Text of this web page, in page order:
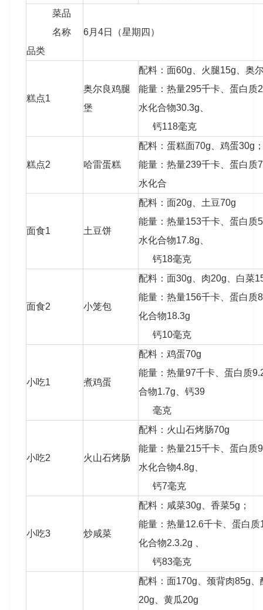
菜品
名称
品类
6月4日（星期四）
糕点1
奥尔良鸡腿
堡
配料：面60g、火腿15g、奥
能量：热量295千卡、蛋白质
水化合物30.3g、
钙118毫克
糕点2 哈雷蛋糕
配料：蛋糕面70g、鸡蛋30g
能量：热量239千卡、蛋白质
水化合
面食1 土豆饼
配料：面20g、土豆70g
能量：热量153千卡、蛋白质
水化合物17.8g、
钙18毫克
面食2 小笼包
配料：面30g、肉20g、白菜
能量：热量156千卡、蛋白质
化合物18.3g
钙10毫克
小吃1 煮鸡蛋
配料：鸡蛋70g
能量：热量97千卡、蛋白质
合物1.7g、钙39
毫克
小吃2 火山石烤肠
配料：火山石烤肠70g
能量：热量215千卡、蛋白质
水化合物4.8g、
钙7毫克
小吃3 炒咸菜
配料：咸菜30g、香菜5g；
能量：热量12.6千卡、蛋白
化合物2.3.2g 、
钙83毫克
配料：面170g、颈背肉85g
20g、黄瓜20g